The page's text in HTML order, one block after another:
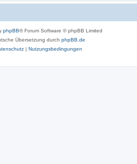
phpBB® Forum Software © phpBB Limited
Übersetzung durch phpBB.de
| Nutzungsbedingungen